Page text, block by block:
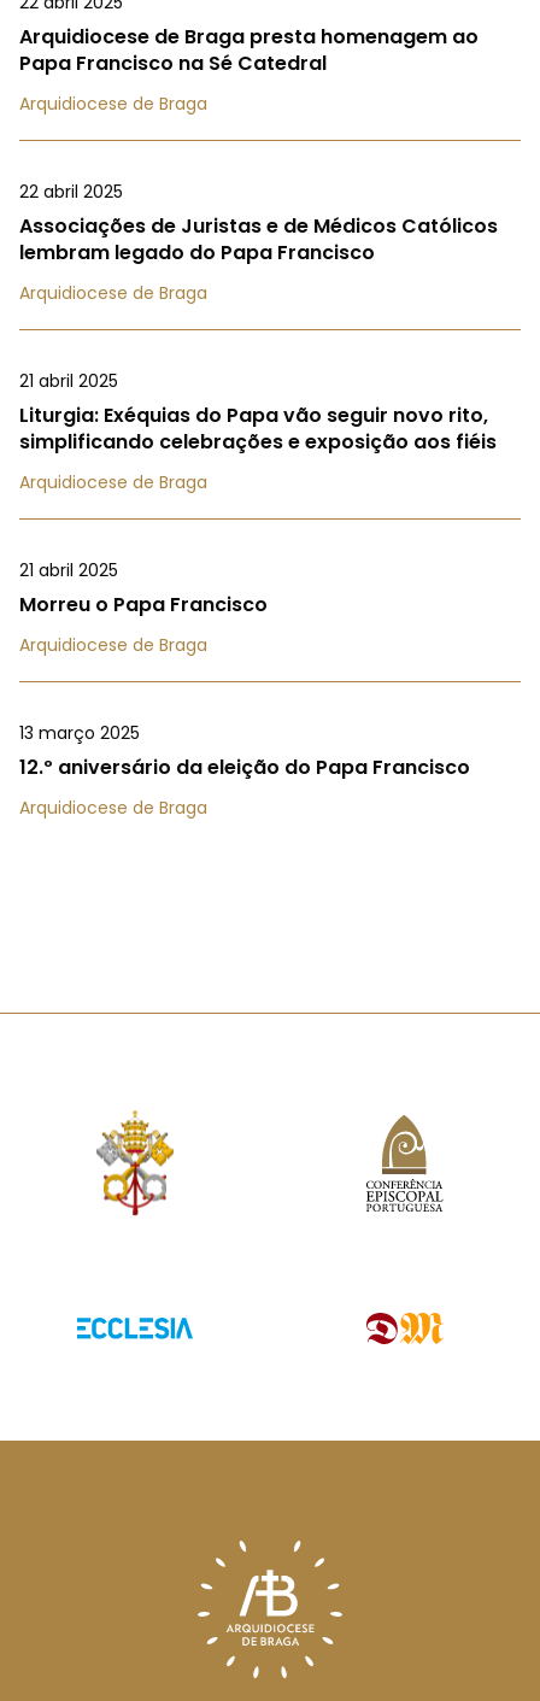
Arquidiocese de Braga presta homenagem ao
Papa Francisco na Sé Catedral
Arquidiocese de Braga
22 abril 2025
Associações de Juristas e de Médicos Católicos
lembram legado do Papa Francisco
Arquidiocese de Braga
21 abril 2025
Liturgia: Exéquias do Papa vão seguir novo rito,
simplificando celebrações e exposição aos fiéis
Arquidiocese de Braga
21 abril 2025
Morreu o Papa Francisco
Arquidiocese de Braga
13 março 2025
12.º aniversário da eleição do Papa Francisco
Arquidiocese de Braga